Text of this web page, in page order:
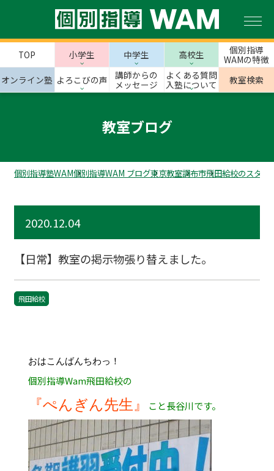
TOP 小学生 中学生 高校生
個別指導
WAMの特徴
オンライン塾 よろこびの声
講師からの
メッセージ
よくある質問
入塾について
教室検索
教室ブログ
個別指導塾WAM個別指導WAM ブログ東京教室調布市飛田給校のスタッ
2020.12.04
【日常】教室の掲示物張り替えました。
飛田給校
おはこんばんちわっ！
個別指導Wam飛田給校の
『ぺんぎん先生』 こと長谷川です。